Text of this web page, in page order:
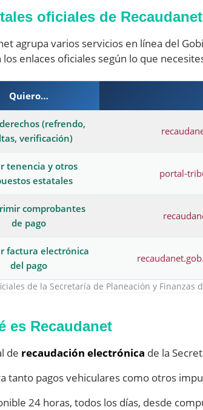
oficiales de
agrupa varios servicios en línea del
los enlaces oficiales según lo que
Quiero…
(refrendo,
verificación)
tenencia y otros
estatales
portal-
comprobantes
de pago
factura electrónica
del pago
de la Secretaría de Planeación y Finanzas
es Recaudanet
de recaudación electrónica de la
tanto pagos vehiculares como otros
24 horas, todos los días, desde